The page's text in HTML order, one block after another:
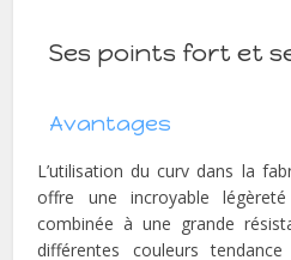
Ses points fort et
Avantages
L’utilisation du curv dans la
offre une incroyable
combinée à une grande
différentes couleurs